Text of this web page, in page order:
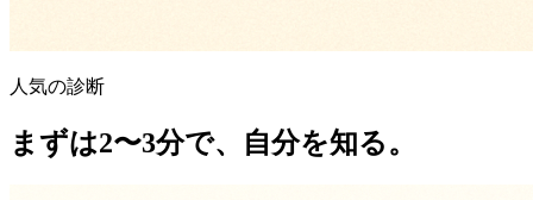
人気の診断
まずは2〜3分で、自分を知る。